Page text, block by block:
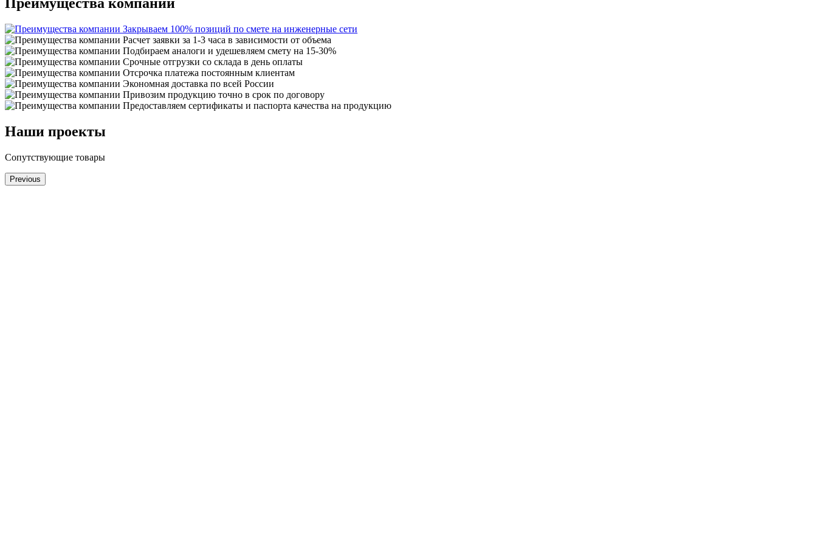
Закрываем 100% позиций по смете на инженерные сети
Расчет заявки за 1-3 часа в зависимости от объема
Подбираем аналоги и удешевляем смету на 15-30%
Срочные отгрузки со склада в день оплаты
Отсрочка платежа постоянным клиентам
Экономная доставка по всей России
Привозим продукцию точно в срок по договору
Предоставляем сертификаты и паспорта качества на продукцию
Наши проекты
Сопутствующие товары
Previous